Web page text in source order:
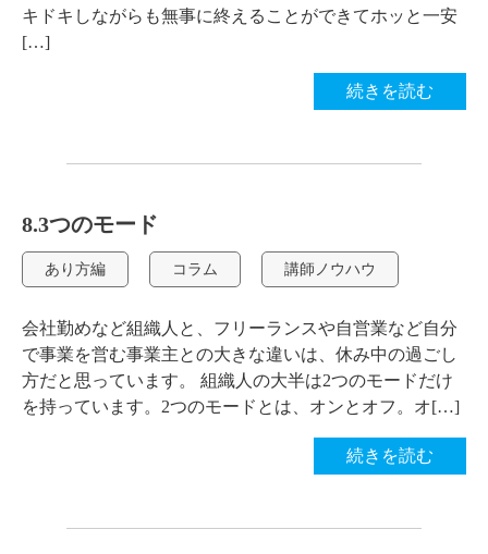
キドキしながらも無事に終えることができてホッと一安
[…]
続きを読む
8.3つのモード
あり方編 コラム 講師ノウハウ
会社勤めなど組織人と、フリーランスや自営業など自分
で事業を営む事業主との大きな違いは、休み中の過ごし
方だと思っています。 組織人の大半は2つのモードだけ
を持っています。2つのモードとは、オンとオフ。オ[…]
続きを読む